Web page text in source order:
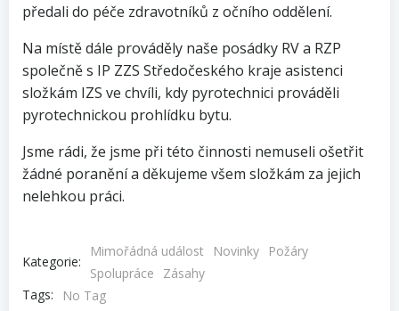
předali do péče zdravotníků z očního oddělení.
Na místě dále prováděly naše posádky RV a RZP
společně s IP ZZS Středočeského kraje asistenci
složkám IZS ve chvíli, kdy pyrotechnici prováděli
pyrotechnickou prohlídku bytu.
Jsme rádi, že jsme při této činnosti nemuseli ošetřit
žádné poranění a děkujeme všem složkám za jejich
nelehkou práci.
Kategorie:
Mimořádná událost Novinky
Požáry
Spolupráce
Zásahy
Tags:
No Tag